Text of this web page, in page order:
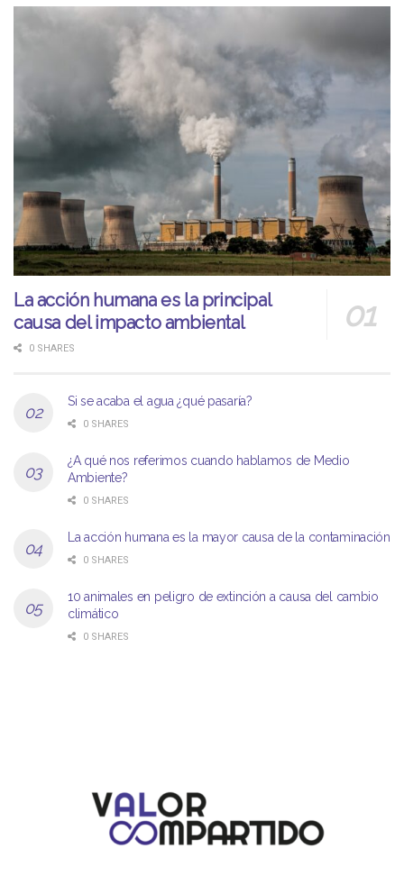
La acción humana es la principal
causa del impacto ambiental
0 SHARES
Si se acaba el agua ¿qué pasaría?
0 SHARES
¿A qué nos referimos cuando hablamos de Medio
Ambiente?
0 SHARES
La acción humana es la mayor causa de la contaminación
0 SHARES
10 animales en peligro de extinción a causa del cambio
climático
0 SHARES